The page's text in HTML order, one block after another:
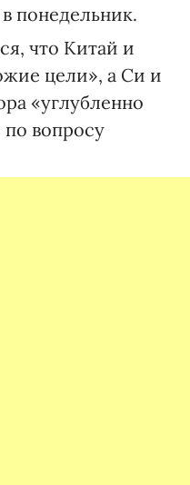
понедельник.
что Китай и
цели», а Си и
«углубленно
вопросу